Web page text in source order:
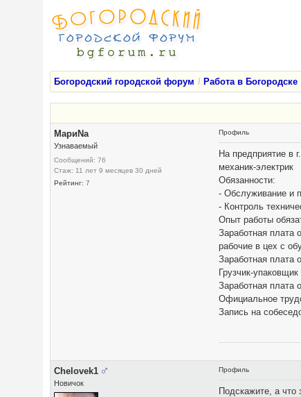
Богородский городской форум Работа в Богородске
МариNа
Узнаваемый
Сообщений: 76
Стаж: 11 лет 9 месяцев 30 дней
Рейтинг: 7
Профиль
На предприятие в
механик-электрик
Обязанности:
- Обслуживание и
- Контроль
Опыт работы
Заработная плата
рабочие в цех с
Заработная плата
Грузчик-упаковщик
Заработная плата
Официальное
Запись на
Chelovek1
Новичок
Профиль
Подскажите, а что